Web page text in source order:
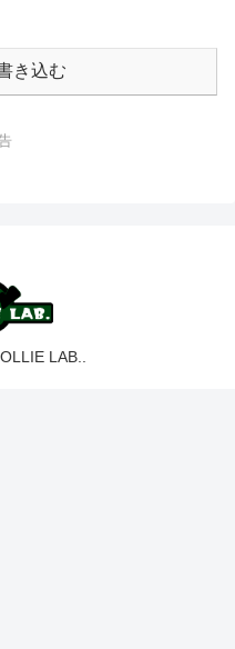
き込む
LAB..